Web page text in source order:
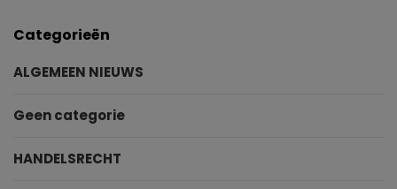
Categorieën
ALGEMEEN NIEUWS
Geen categorie
HANDELSRECHT